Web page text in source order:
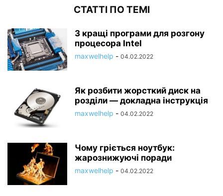
СТАТТІ ПО ТЕМІ
3 кращі програми для розгону
процесора Intel
maxwelhelp - 04.02.2022
Як розбити жорсткий диск на
розділи — докладна інструкція
maxwelhelp - 04.02.2022
Чому гріється ноутбук:
жарознижуючі поради
maxwelhelp - 04.02.2022